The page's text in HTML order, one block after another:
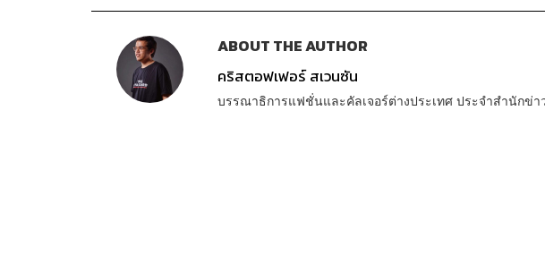
ABOUT THE AUTHOR
คริสตอฟเฟอร์ สเวนซัน
บรรณาธิการแฟชั่นและคัลเจอร์ต่างประเทศ ประจำสำนักข่าว